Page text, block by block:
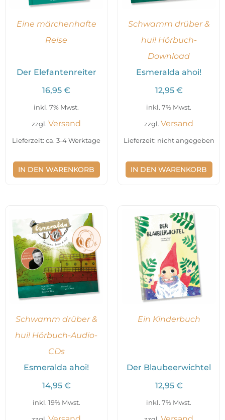
Eine märchenhafte
Reise
Der Elefantenreiter
16,95 €
inkl. 7% Mwst.
zzgl. Versand
Lieferzeit: ca. 3-4 Werktage
IN DEN WARENKORB
Schwamm drüber &
hui! Hörbuch-
Download
Esmeralda ahoi!
12,95 €
inkl. 7% Mwst.
zzgl. Versand
Lieferzeit: nicht angegeben
IN DEN WARENKORB
Schwamm drüber &
hui! Hörbuch-Audio-
CDs
Esmeralda ahoi!
14,95 €
inkl. 19% Mwst.
Ein Kinderbuch
Der Blaubeerwichtel
12,95 €
inkl. 7% Mwst.